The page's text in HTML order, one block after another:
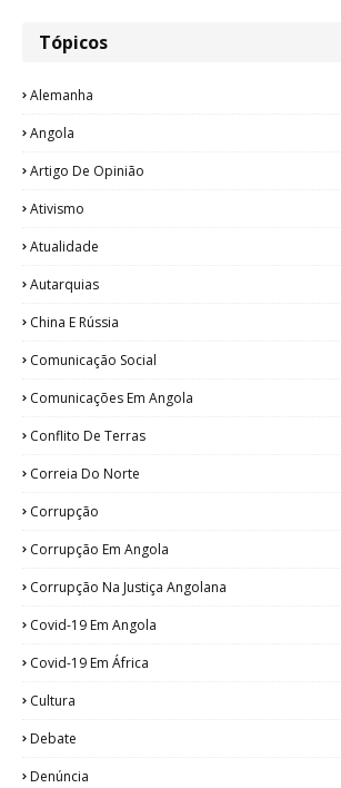
Tópicos
Alemanha
Angola
Artigo De Opinião
Ativismo
Atualidade
Autarquias
China E Rússia
Comunicação Social
Comunicações Em Angola
Conflito De Terras
Correia Do Norte
Corrupção
Corrupção Em Angola
Corrupção Na Justiça Angolana
Covid-19 Em Angola
Covid-19 Em África
Cultura
Debate
Denúncia